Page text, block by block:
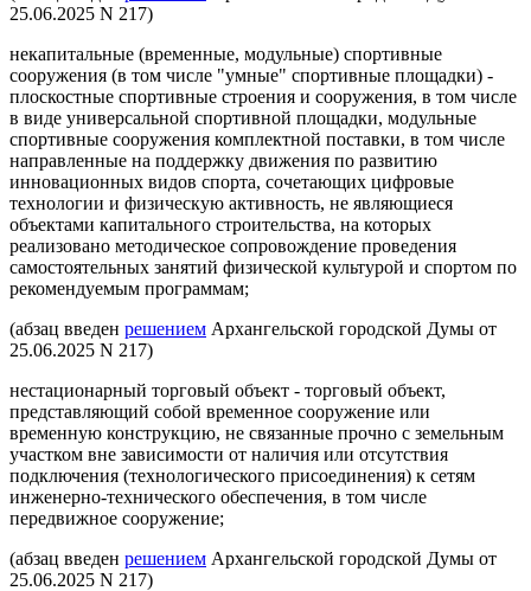
25.06.2025 N 217)
некапитальные (временные, модульные) спортивные
сооружения (в том числе "умные" спортивные площадки) -
плоскостные спортивные строения и сооружения, в том числе
в виде универсальной спортивной площадки, модульные
спортивные сооружения комплектной поставки, в том числе
направленные на поддержку движения по развитию
инновационных видов спорта, сочетающих цифровые
технологии и физическую активность, не являющиеся
объектами капитального строительства, на которых
реализовано методическое сопровождение проведения
самостоятельных занятий физической культурой и спортом по
рекомендуемым программам;
(абзац введен решением Архангельской городской Думы от
25.06.2025 N 217)
нестационарный торговый объект - торговый объект,
представляющий собой временное сооружение или
временную конструкцию, не связанные прочно с земельным
участком вне зависимости от наличия или отсутствия
подключения (технологического присоединения) к сетям
инженерно-технического обеспечения, в том числе
передвижное сооружение;
(абзац введен решением Архангельской городской Думы от
25.06.2025 N 217)